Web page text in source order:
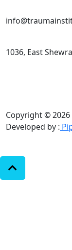
1036, East
Copyright ©
Developed by :